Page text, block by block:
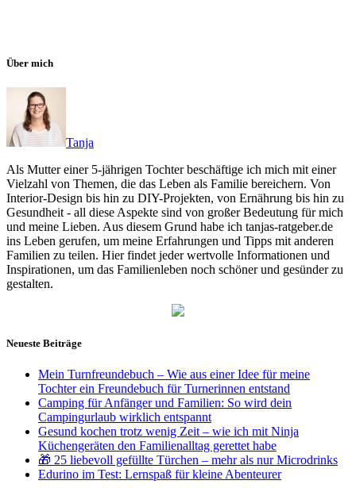
Über mich
Tanja
Als Mutter einer 5-jährigen Tochter beschäftige ich mich mit einer
Vielzahl von Themen, die das Leben als Familie bereichern. Von
Interior-Design bis hin zu DIY-Projekten, von Ernährung bis hin zu
Gesundheit - all diese Aspekte sind von großer Bedeutung für mich
und meine Lieben. Aus diesem Grund habe ich tanjas-ratgeber.de
ins Leben gerufen, um meine Erfahrungen und Tipps mit anderen
Familien zu teilen. Hier findet jeder wertvolle Informationen und
Inspirationen, um das Familienleben noch schöner und gesünder zu
gestalten.
Neueste Beiträge
Mein Turnfreundebuch – Wie aus einer Idee für meine
Tochter ein Freundebuch für Turnerinnen entstand
Camping für Anfänger und Familien: So wird dein
Campingurlaub wirklich entspannt
Gesund kochen trotz wenig Zeit – wie ich mit Ninja
Küchengeräten den Familienalltag gerettet habe
🎁 25 liebevoll gefüllte Türchen – mehr als nur Microdrinks
Edurino im Test: Lernspaß für kleine Abenteurer